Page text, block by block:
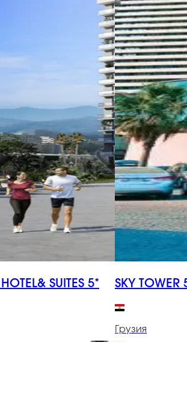
SUITES 5* SKY TOWER
Грузия